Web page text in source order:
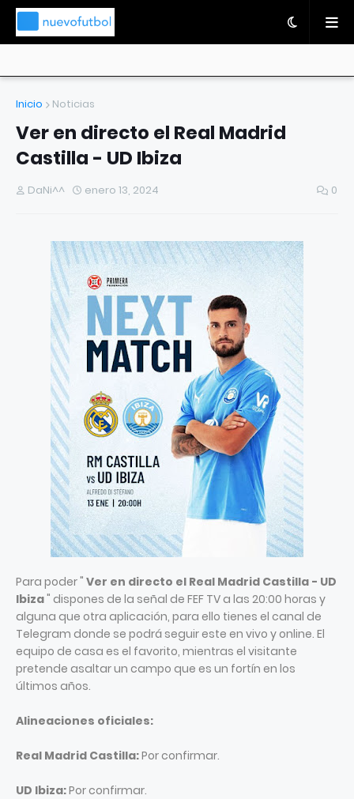
Inicio Noticias
Ver en directo el Real Madrid
Castilla - UD Ibiza
DaNi^^ enero 13, 2024 0
Para poder " Ver en directo el Real Madrid Castilla - UD
Ibiza" dispones de la señal de FEF TV a las 20:00 horas y
alguna que otra aplicación, para ello tienes el canal de
Telegram donde se podrá seguir este en vivo y online. El
equipo de casa es el favorito, mientras el visitante
pretende asaltar un campo que es un fortín en los
últimos años.
Alineaciones oficiales:
Real Madrid Castilla:Por confirmar.
UD Ibiza:Por confirmar.